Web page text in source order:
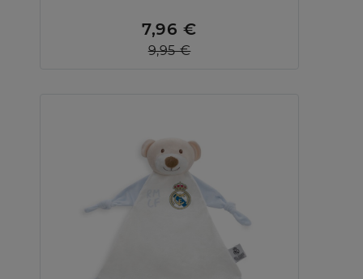
7,96 €
9,95 €